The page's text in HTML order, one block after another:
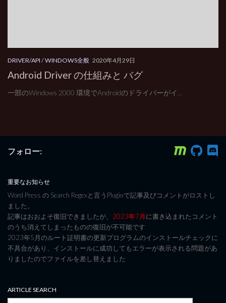
DRIVER/API /WINDOWS全般 2020年4月29日
Android Driver の仕組みと バグ
一部のWindows 2000 環境でAndroidのドライバーがイ...
フォロー:
重要なお知らせ
Word Press の Search Regexと言うPluginで記事及びコメントがロストし
ました。
記事はおおよそ復旧できましたが、 2023年7月に書き込まれたコメント
のうち消えてしまったものの復旧が不可能です
2023年5月のルート証明書の更新プログラムのインストールチェックに
不具合があり、インストールに成功してもエラーが表示される問題があ
りましたのでファイルを差し替えました
ARTICLE SEARCH